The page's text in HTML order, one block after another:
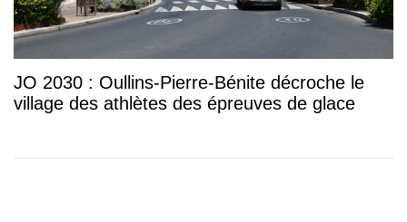
JO 2030 : Oullins-Pierre-Bénite décroche le
village des athlètes des épreuves de glace